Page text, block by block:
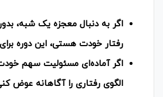
اگر به دنبال معجزه یک شبه،
رفتار خودت هستی، این دوره
اگر آماده‌ای مسئولیت سهم
الگوی رفتاری را آگاهانه عوض